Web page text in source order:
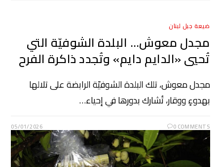
ضيعة جبل لبنان
مجدل معوش… البلدة الشوفيّة التي
تُحيي «الدايم دايم» وتُجدد ذاكرة الفرح
مجدل معوش، تلك البلدة الشوفيّة الرابضة على تلالها
بهدوءٍ ووقار، تُشارك بدورها في إحياء…
0 COMMENTS
05/01/2026